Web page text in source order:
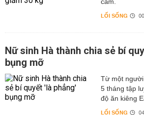
LỐI SỐNG
Nữ sinh Hà thành chia sẻ bí
bụng mỡ
Từ một
5 tháng tập
độ ăn kiêng
LỐI SỐNG